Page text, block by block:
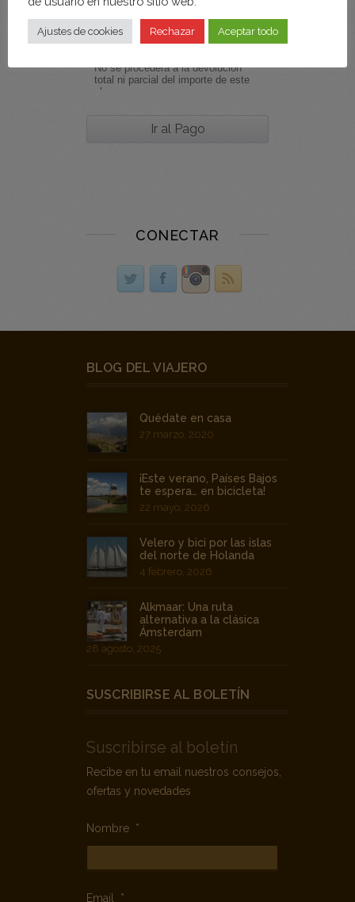
CONECTAR
BLOG DEL VIAJERO
Quédate en casa
27 marzo, 2020
¡Este verano, Países Bajos
te espera… en bicicleta!
22 mayo, 2026
Velero y bici por las islas
del norte de Holanda
4 febrero, 2026
Alkmaar: Una ruta
alternativa a la clásica
Ámsterdam
28 agosto, 2025
SUSCRIBIRSE AL BOLETÍN
Suscribirse al boletín
Recibe en tu email nuestros consejos,
ofertas y novedades
Nombre *
Email *
Ajustes de cookies Rechazar Aceptar todo